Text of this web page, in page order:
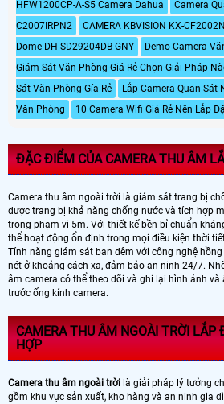
trong môi trường thiếu sáng
HFW1200CP-A-S5 Camera Dahua
Camera
C2007IRPN2
CAMERA KBVISION KX-
Dome DH-SD29204DB-GNY
Demo Camera
Giám Sát Văn Phòng Giá Rẻ Chọn Giải Pháp
Sát Văn Phòng Gía Rẻ
Lắp Camera Quan Sát
Văn Phòng
10 Camera Wifi Giá Rẻ Nên Lắp
ĐẶC ĐIỂM CỦA CAMERA THU ÂM
Camera thu âm ngoài trời là giám sát trang bị
được trang bị khả năng chống nước và tích hợp
trong phạm vi 5m. Với thiết kế bền bỉ chuẩn
thể hoạt động ổn định trong mọi điều kiện thời
Tính năng giám sát ban đêm với công nghệ
nét ở khoảng cách xa, đảm bảo an ninh 24/7.
âm camera có thể theo dõi và ghi lại hình ảnh
trước ống kính camera.
CAMERA THU ÂM NGOÀI TRỜI LẮP
HỢP
Camera thu âm ngoài trời là giải pháp lý tưởng
gồm khu vực sản xuất, kho hàng và an ninh gia